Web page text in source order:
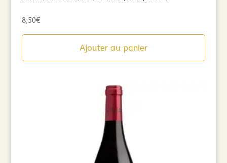
8,50€
Ajouter au panier